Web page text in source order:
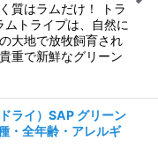
質はラムだけ！ トラ
トライプは、自然に
大地で放牧飼育され
重で新鮮なグリーン
ライ）SAP グリーン
・全年齢・アレルギ